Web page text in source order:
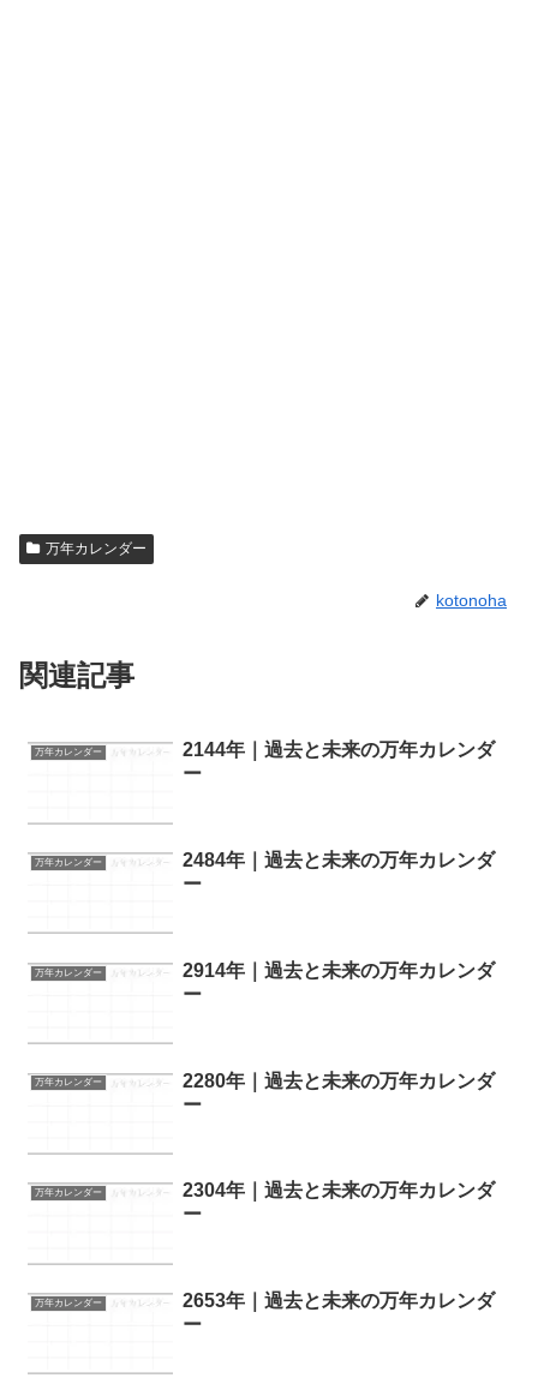
万年カレンダー
kotonoha
関連記事
万年カレンダー
2144年｜過去と未来の万年カレンダ
ー
万年カレンダー
2484年｜過去と未来の万年カレンダ
ー
万年カレンダー
2914年｜過去と未来の万年カレンダ
ー
万年カレンダー
2280年｜過去と未来の万年カレンダ
ー
万年カレンダー
2304年｜過去と未来の万年カレンダ
ー
万年カレンダー
2653年｜過去と未来の万年カレンダ
ー